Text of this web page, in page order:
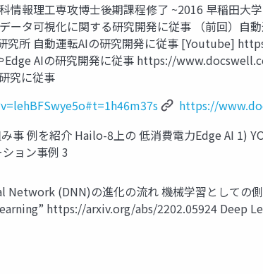
情報理工専攻博士後期課程修了 ~2016 早稲田大
ータ可視化に関する研究開発に従事 （前回）
究所 自動運転AIの研究開発に従事 [Youtube]
AIの研究開発に従事 https://
究に従事
https://
事 例を紹介 Hailo-8上の 低消費電力Edge AI 1)
ョン事例 3
(DNN)の進化の流れ 機械学習としての
https://arxiv.org/abs/2202.05924 Deep